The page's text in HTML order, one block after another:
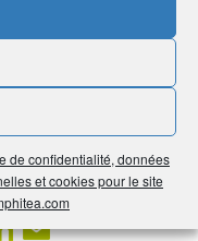
de confidentialité, données
et cookies pour le site